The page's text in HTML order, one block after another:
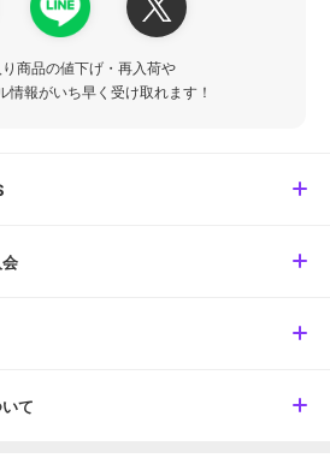
商品の値下げ・再入荷や
情報がいち早く受け取れます！
て